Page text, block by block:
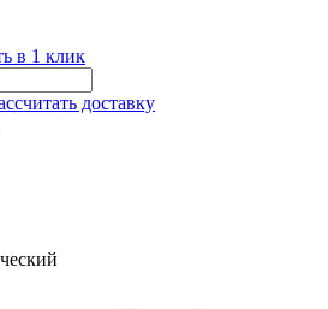
в 1 клик
доставку